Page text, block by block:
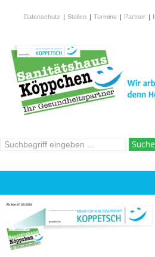
Ihr Partner in Gesundheitsfragen
Hotline
02 12 / 2 67 760
Partner |
Termine |
Stellen |
Datenschutz |
ÜBER UNS
SANITÄTSFACHHANDEL
ORTHOPÄDIETECHNIK
HOMECARE